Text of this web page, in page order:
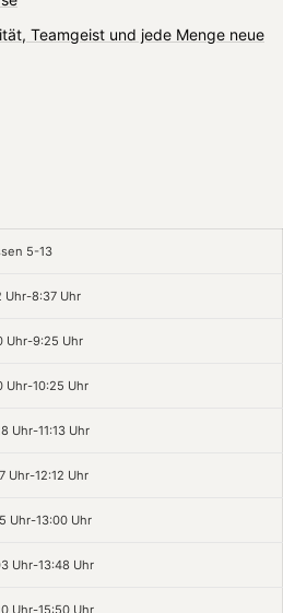
Teamgeist und jede Menge neue
5-13
Uhr-8:37 Uhr
Uhr-9:25 Uhr
Uhr-10:25 Uhr
Uhr-11:13 Uhr
Uhr-12:12 Uhr
Uhr-13:00 Uhr
Uhr-13:48 Uhr
Uhr-15:50 Uhr